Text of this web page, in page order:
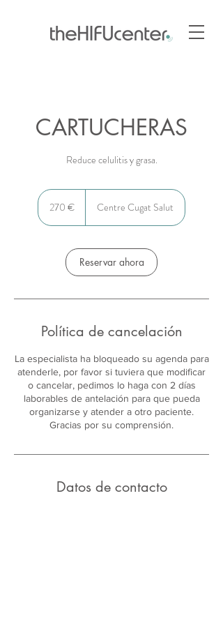
CARTUCHERAS
Reduce celulitis y grasa.
270
euros270 € Centre Cugat Salut
Reservar ahora
Política de cancelación
La especialista ha bloqueado su agenda para
atenderle, por favor si tuviera que modificar
o cancelar, pedimos lo haga con 2 días
laborables de antelación para que pueda
organizarse y atender a otro paciente.
Gracias por su comprensión.
Datos de contacto